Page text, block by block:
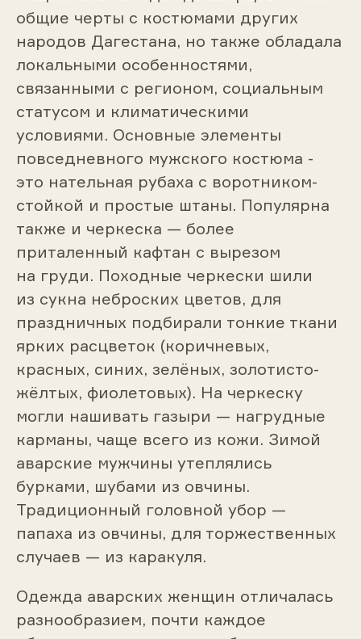
общие черты с костюмами других
народов Дагестана, но также обладала
локальными особенностями,
связанными с регионом, социальным
статусом и климатическими
условиями. Основные элементы
повседневного мужского костюма -
это нательная рубаха с воротником-
стойкой и простые штаны. Популярна
также и черкеска — более
приталенный кафтан с вырезом
на груди. Походные черкески шили
из сукна неброских цветов, для
праздничных подбирали тонкие ткани
ярких расцветок (коричневых,
красных, синих, зелёных, золотисто-
жёлтых, фиолетовых). На черкеску
могли нашивать газыри — нагрудные
карманы, чаще всего из кожи. Зимой
аварские мужчины утеплялись
бурками, шубами из овчины.
Традиционный головной убор —
папаха из овчины, для торжественных
случаев — из каракуля.
Одежда аварских женщин отличалась
разнообразием, почти каждое